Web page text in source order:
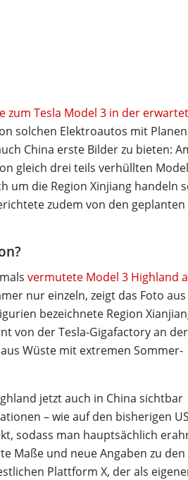
zum Tesla Model 3 in der
solchen Elektroautos mit Planen
China erste Bilder zu bieten:
gleich drei teils verhüllten
um die Region Xinjiang handeln
zudem von den geplanten
vermutete Model 3 Highland
nur einzeln, zeigt das Foto aus
bezeichnete Region
von der Tesla-Gigafactory an der
Wüste mit extremen Sommer-
jetzt auch in China sichtbar
– wie auf den bisherigen
sodass man hauptsächlich
Maße und neue Angaben zu den
Plattform X, der als